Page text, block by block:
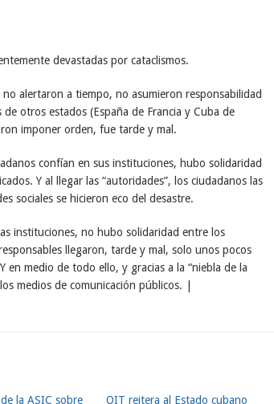
devastadas por cataclismos.
alertaron a tiempo, no asumieron responsabilidad
otros estados (España de Francia y Cuba de
imponer orden, fue tarde y mal.
confían en sus instituciones, hubo solidaridad
Y al llegar las “autoridades”, los ciudadanos las
sociales se hicieron eco del desastre.
instituciones, no hubo solidaridad entre los
llegaron, tarde y mal, solo unos pocos
medio de todo ello, y gracias a la “niebla de la
medios de comunicación públicos. |
la ASIC sobre OIT reitera al Estado cubano